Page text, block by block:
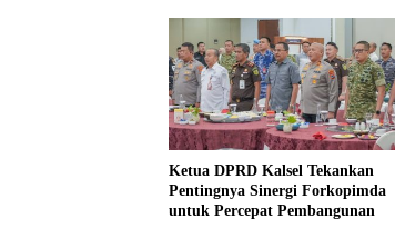
Ketua DPRD Kalsel Tekankan
Pentingnya Sinergi Forkopimda
untuk Percepat Pembangunan